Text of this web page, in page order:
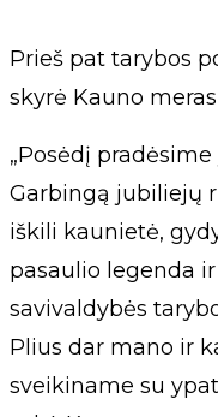
Prieš pat tarybos
skyrė Kauno
„Posėdį
Garbingą jubiliejų
iškili kaunietė,
pasaulio legenda
savivaldybės
Plius dar mano ir
sveikiname su